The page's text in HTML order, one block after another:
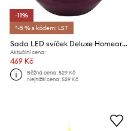
-11%
*-5 % s kódem: LST
Sada LED svíček Deluxe Homeart 6,1 cm 2-pack
Aktuální cena:
469 Kč
Běžná cena:529 Kč
Nejnižší cena:529 Kč